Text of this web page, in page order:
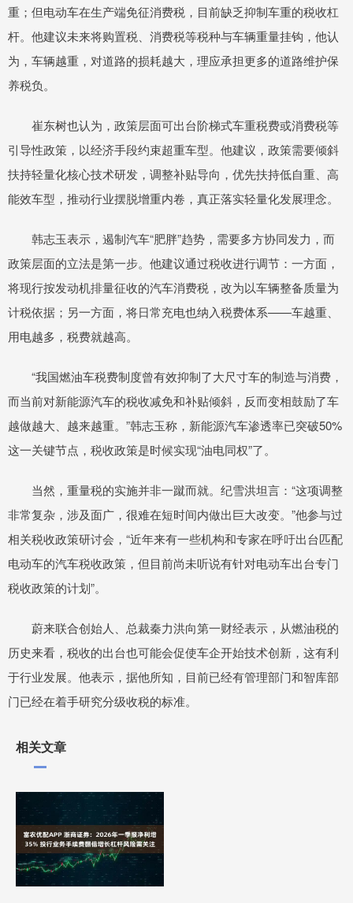
重；但电动车在生产端免征消费税，目前缺乏抑制车重的税收杠
杆。他建议未来将购置税、消费税等税种与车辆重量挂钩，他认
为，车辆越重，对道路的损耗越大，理应承担更多的道路维护保
养税负。
崔东树也认为，政策层面可出台阶梯式车重税费或消费税等
引导性政策，以经济手段约束超重车型。他建议，政策需要倾斜
扶持轻量化核心技术研发，调整补贴导向，优先扶持低自重、高
能效车型，推动行业摆脱增重内卷，真正落实轻量化发展理念。
韩志玉表示，遏制汽车“肥胖”趋势，需要多方协同发力，而
政策层面的立法是第一步。他建议通过税收进行调节：一方面，
将现行按发动机排量征收的汽车消费税，改为以车辆整备质量为
计税依据；另一方面，将日常充电也纳入税费体系——车越重、
用电越多，税费就越高。
“我国燃油车税费制度曾有效抑制了大尺寸车的制造与消费，
而当前对新能源汽车的税收减免和补贴倾斜，反而变相鼓励了车
越做越大、越来越重。”韩志玉称，新能源汽车渗透率已突破50%
这一关键节点，税收政策是时候实现“油电同权”了。
当然，重量税的实施并非一蹴而就。纪雪洪坦言：“这项调整
非常复杂，涉及面广，很难在短时间内做出巨大改变。”他参与过
相关税收政策研讨会，“近年来有一些机构和专家在呼吁出台匹配
电动车的汽车税收政策，但目前尚未听说有针对电动车出台专门
税收政策的计划”。
蔚来联合创始人、总裁秦力洪向第一财经表示，从燃油税的
历史来看，税收的出台也可能会促使车企开始技术创新，这有利
于行业发展。他表示，据他所知，目前已经有管理部门和智库部
门已经在着手研究分级收税的标准。
相关文章